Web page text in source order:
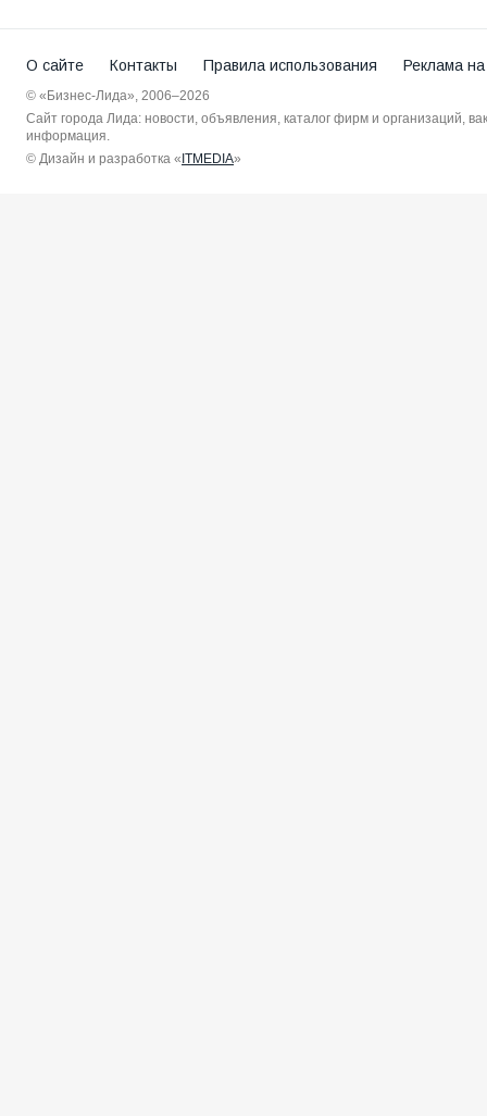
О сайте Контакты Правила использования Реклама
© «Бизнес-Лида», 2006–2026
Сайт города Лида: новости, объявления, каталог фирм и организаций,
информация.
© Дизайн и разработка « ITMEDIA»